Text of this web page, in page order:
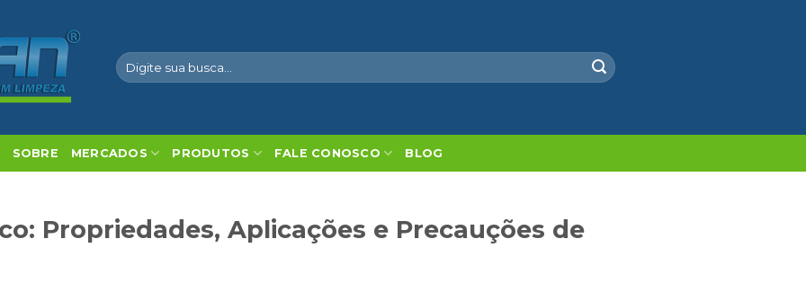
Pesquisar
por:
SOBRE MERCADOS PRODUTOS FALE CONOSCO BLOG
Propriedades, Aplicações e Precauções de